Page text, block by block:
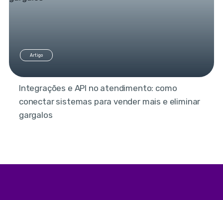
Artigo
Integrações e API no atendimento: como
conectar sistemas para vender mais e eliminar
gargalos